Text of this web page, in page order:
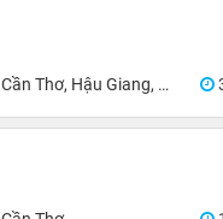
Cần Thơ, Hậu Giang, Hồ Chí Minh